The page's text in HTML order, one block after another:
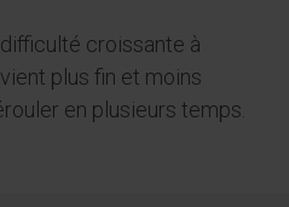
croissante à
plus fin et moins
en plusieurs temps.